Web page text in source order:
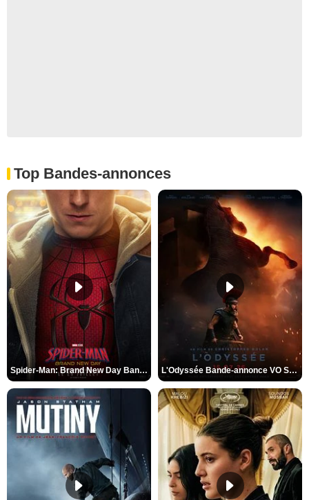
Top Bandes-annonces
Spider-Man: Brand New Day Bande-annonce VO STFR L'Odyssée Bande-annonce VO STFR